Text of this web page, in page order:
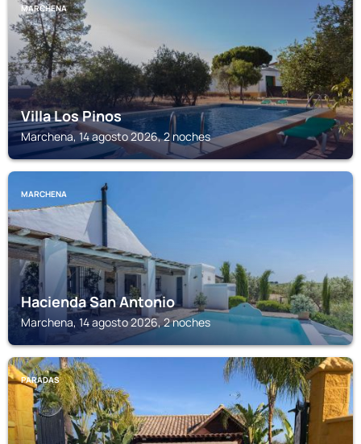
MARCHENA
Villa Los Pinos
Marchena, 14 agosto 2026, 2 noches
MARCHENA
Hacienda San Antonio
Marchena, 14 agosto 2026, 2 noches
PARADAS